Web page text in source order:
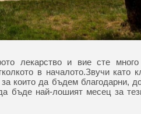
лекарство и вие сте
в началото.Звучи като
които да бъдем благодарни,
бъде най-лошият месец за